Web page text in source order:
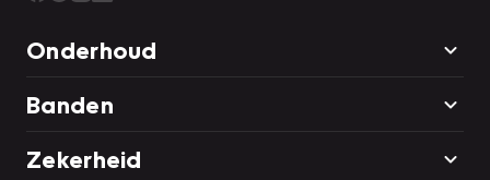
Onderhoud
Banden
Zekerheid